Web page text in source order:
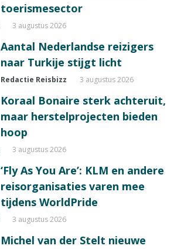
toerismesector
3 augustus 2026
Aantal Nederlandse reizigers
naar Turkije stijgt licht
Redactie Reisbizz 3 augustus 2026
Koraal Bonaire sterk achteruit,
maar herstelprojecten bieden
hoop
3 augustus 2026
‘Fly As You Are’: KLM en andere
reisorganisaties varen mee
tijdens WorldPride
3 augustus 2026
Michel van der Stelt nieuwe